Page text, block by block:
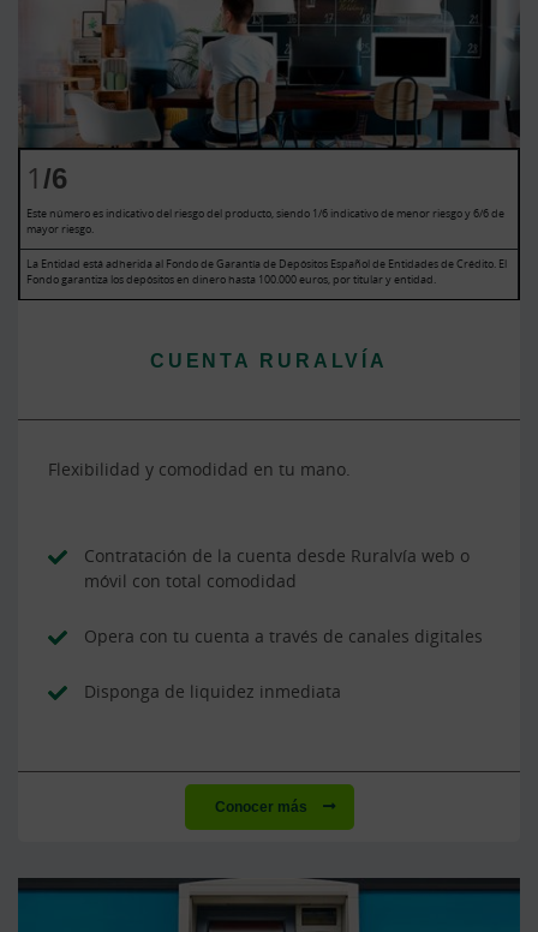
1/6
Este número es indicativo del riesgo del producto, siendo 1/6 indicativo de menor riesgo y 6/6 de
mayor riesgo.
La Entidad está adherida al Fondo de Garantía de Depósitos Español de Entidades de Crédito. El
Fondo garantiza los depósitos en dinero hasta 100.000 euros, por titular y entidad.
CUENTA RURALVÍA
Flexibilidad y comodidad en tu mano.
Contratación de la cuenta desde Ruralvía web o
móvil con total comodidad
Opera con tu cuenta a través de canales digitales
Disponga de liquidez inmediata
Conocer más